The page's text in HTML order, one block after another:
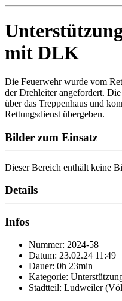
mit DLK
Die Feuerwehr wurde vom
der Drehleiter angefordert.
über das Treppenhaus und
Rettungsdienst übergeben.
Bilder zum Einsatz
Dieser Bereich enthält keine
Details
Infos
Nummer: 2024-58
Datum: 23.02.24 11:49
Dauer: 0h 23min
Kategorie:
Stadtteil: Ludweiler